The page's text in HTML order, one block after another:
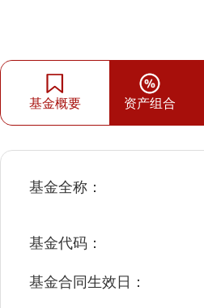
基金概要 资产组合
基金全称：
基金代码：
基金合同生效日：